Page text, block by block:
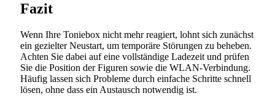
Fazit
Wenn Ihre Toniebox nicht mehr reagiert, lohnt sich zunächst
ein gezielter Neustart, um temporäre Störungen zu beheben.
Achten Sie dabei auf eine vollständige Ladezeit und prüfen
Sie die Position der Figuren sowie die WLAN-Verbindung.
Häufig lassen sich Probleme durch einfache Schritte schnell
lösen, ohne dass ein Austausch notwendig ist.